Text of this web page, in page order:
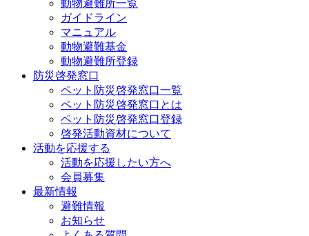
動物避難所一覧
ガイドライン
マニュアル
動物避難基金
動物避難所登録
防災啓発窓口
ペット防災啓発窓口一覧
ペット防災啓発窓口とは
ペット防災啓発窓口登録
啓発活動資材について
活動を応援する
活動を応援したい方へ
会員募集
最新情報
避難情報
お知らせ